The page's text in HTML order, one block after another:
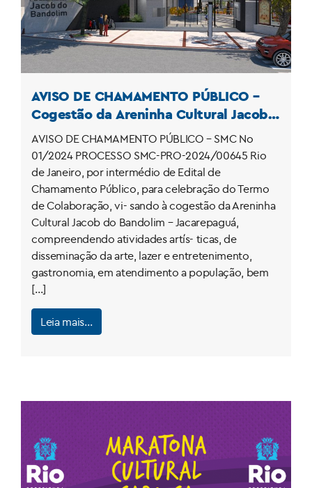
AVISO DE CHAMAMENTO PÚBLICO –
Cogestão da Areninha Cultural Jacob
do Bandolim
AVISO DE CHAMAMENTO PÚBLICO – SMC No
01/2024 PROCESSO SMC-PRO-2024/00645 Rio
de Janeiro, por intermédio de Edital de
Chamamento Público, para celebração do Termo
de Colaboração, vi- sando à cogestão da Areninha
Cultural Jacob do Bandolim – Jacarepaguá,
compreendendo atividades artís- ticas, de
disseminação da arte, lazer e entretenimento,
gastronomia, em atendimento a população, bem
[…]
Leia mais…